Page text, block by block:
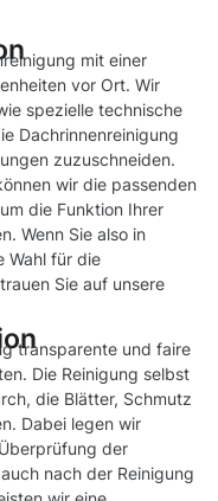
mit einer
vor Ort. Wir
spezielle technische
Dachrinnenreinigung
zuzuschneiden.
wir die passenden
die Funktion Ihrer
Wenn Sie also in
Wahl für die
Sie auf unsere
transparente und faire
Die Reinigung selbst
die Blätter, Schmutz
Dabei legen wir
der
nach der Reinigung